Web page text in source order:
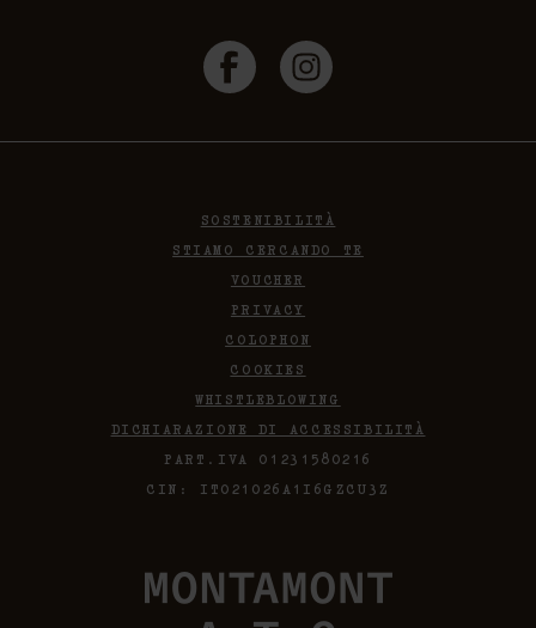
SOSTENIBILITÀ
STIAMO CERCANDO TE
VOUCHER
PRIVACY
COLOPHON
COOKIES
WHISTLEBLOWING
DICHIARAZIONE DI ACCESSIBILITÀ
PART.IVA 01231580216
CIN: IT021026A1I6GZCU3Z